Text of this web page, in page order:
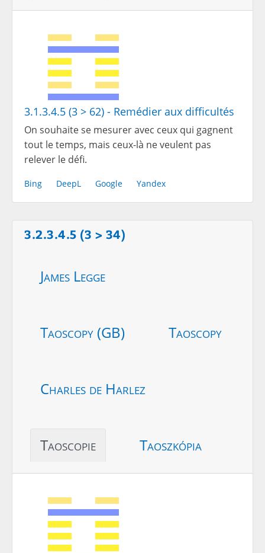
3.1.3.4.5 (3 > 62) - Remédier aux difficultés
On souhaite se mesurer avec ceux qui gagnent
tout le temps, mais ceux-là ne veulent pas
relever le défi.
Bing DeepL Google Yandex
3.2.3.4.5 (3 > 34)
James Legge
Taoscopy (GB) Taoscopy
Charles de Harlez
Taoscopie Taoszkópia